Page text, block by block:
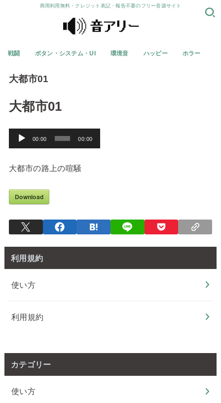
商用利用無料・クレジット表記・報告不要のフリー音源サイト
戦闘 ボタン・システム・UI 環境音 ハッピー ホラー
大都市01
大都市01
声
プ
ー
ヤ
ー
00:00 00:00
大都市の路上の喧騒
Download
利用規約
使い方
利用規約
カテゴリー
使い方